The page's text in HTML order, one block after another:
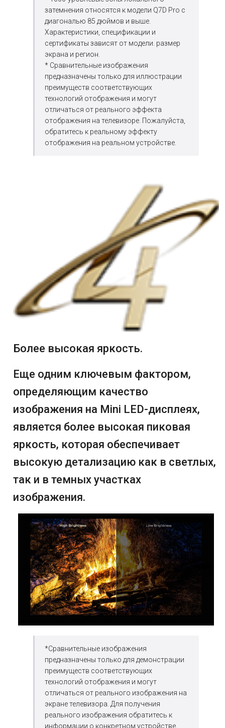
затемнения относятся к модели Q7D Pro с
диагональю 85 дюймов и выше.
Характеристики, спецификации и
сертификаты зависят от модели. размер
экрана и регион.
* Сравнительные изображения
предназначены только для иллюстрации
преимуществ соответствующих
технологий отображения и могут
отличаться от реального эффекта
отображения на телевизоре. Пожалуйста,
обратитесь к реальному эффекту
отображения на реальном устройстве.
Более высокая яркость.
Еще одним ключевым фактором,
определяющим качество
изображения на Mini LED-дисплеях,
является более высокая пиковая
яркость, которая обеспечивает
высокую детализацию как в светлых,
так и в темных участках
изображения.
*Сравнительные изображения
предназначены только для демонстрации
преимуществ соответствующих
технологий отображения и могут
отличаться от реального изображения на
экране телевизора. Для получения
реального изображения обратитесь к
информации о конкретном устройстве.